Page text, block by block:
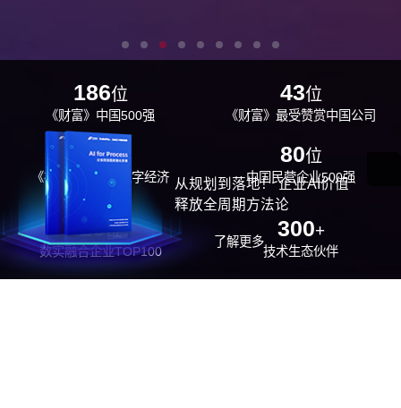
186位
《财富》中国500强
43位
《财富》最受赞赏中国公司
29位
《福布斯》中国数字经济
100强
80位
中国民营企业500强
26位
数实融合企业TOP100
300+
技术生态伙伴
从规划到落地！ 企业AI价值
释放全周期方法论
了解更多